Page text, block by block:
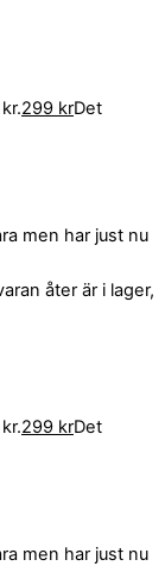
299 krDet
men har just nu
åter är i lager,
299 krDet
men har just nu